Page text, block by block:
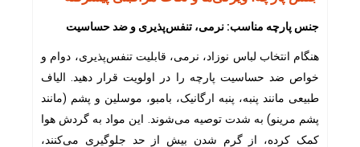
جنس پارچه مناسب: نرمی، تنفس‌پذیری و ضد حساسیت
هنگام انتخاب لباس نوزاد، نرمی، قابلیت تنفس‌پذیری، دوام و
خواص ضد حساسیت پارچه را در اولویت قرار دهید. الیاف
طبیعی مانند پنبه، پنبه ارگانیک، بامبو، موسلین و پشم (مانند
پشم مرینو) به شدت توصیه می‌شوند. این مواد به گردش هوا
کمک کرده، از گرم شدن بیش از حد جلوگیری می‌کنند،